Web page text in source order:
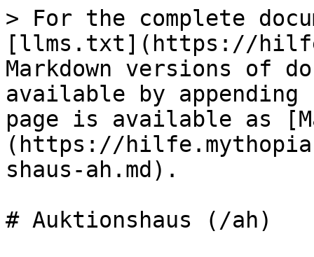
> For the complete
[llms.txt](https://
Markdown versions of
available by
page is available as
(https://
shaus-ah.md).
# Auktionshaus (/ah)